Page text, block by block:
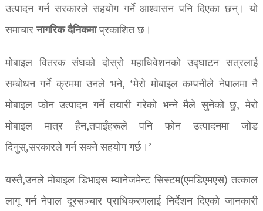
उत्पादन गर्न सरकारले सहयोग गर्ने आश्वासन पनि दिएका छन्। यो
समाचारनागरिकदैनिकमाप्रकाशित छ।
मोबाइल वितरक संघको दोस्रो महाधिवेशनको उद्घाटन सत्रलाई
सम्बोधन गर्ने क्रममा उनले भने, ‘मेरो मोबाइल कम्पनीले नेपालमा नै
मोबाइल फोन उत्पादन गर्ने तयारी गरेको भन्ने मैले सुनेको छु, मेरो
मोबाइल मात्र हैन,तपाईंहरूले पनि फोन उत्पादनमा जोड
दिनुस्,सरकारले गर्न सक्ने सहयोग गर्छ।’
यस्तै,उनले मोबाइल डिभाइस म्यानेजमेन्ट सिस्टम(एमडिएमएस) तत्काल
लागू गर्न नेपाल दूरसञ्चार प्राधिकरणलाई निर्देशन दिएको जानकारी